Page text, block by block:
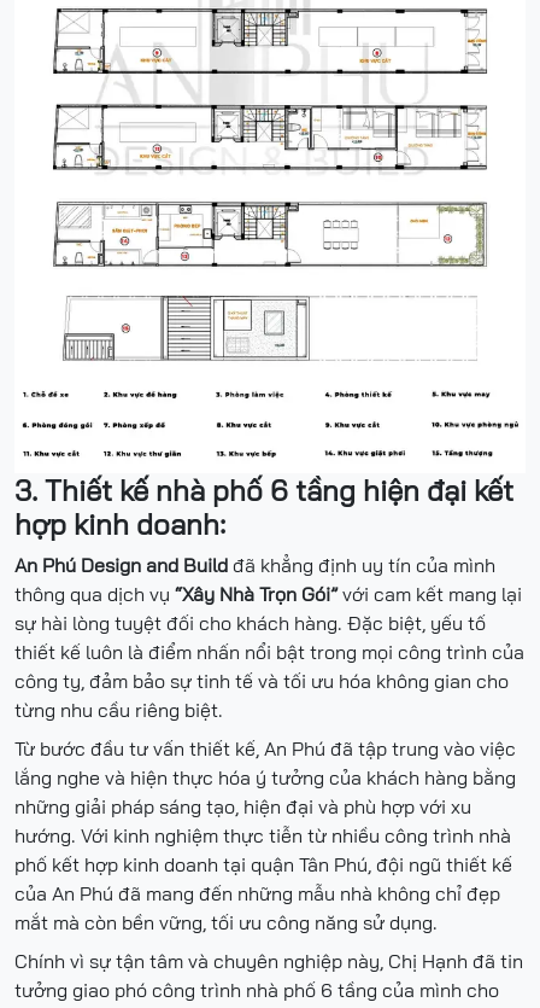
3. Thiết kế nhà phố 6 tầng hiện đại kết
hợp kinh doanh:
An Phú Design and Build đã khẳng định uy tín của mình
thông qua dịch vụ “Xây Nhà Trọn Gói”với cam kết mang lại
sự hài lòng tuyệt đối cho khách hàng. Đặc biệt, yếu tố
thiết kế luôn là điểm nhấn nổi bật trong mọi công trình của
công ty, đảm bảo sự tinh tế và tối ưu hóa không gian cho
từng nhu cầu riêng biệt.
Từ bước đầu tư vấn thiết kế, An Phú đã tập trung vào việc
lắng nghe và hiện thực hóa ý tưởng của khách hàng bằng
những giải pháp sáng tạo, hiện đại và phù hợp với xu
hướng. Với kinh nghiệm thực tiễn từ nhiều công trình nhà
phố kết hợp kinh doanh tại quận Tân Phú, đội ngũ thiết kế
của An Phú đã mang đến những mẫu nhà không chỉ đẹp
mắt mà còn bền vững, tối ưu công năng sử dụng.
Chính vì sự tận tâm và chuyên nghiệp này, Chị Hạnh đã tin
tưởng giao phó công trình nhà phố 6 tầng của mình cho